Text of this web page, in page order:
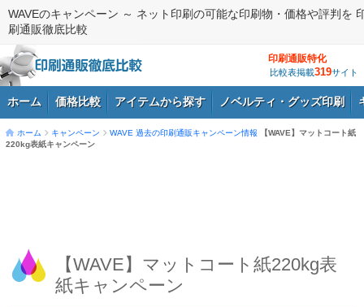
WAVEのキャンペーン ～ ネット印刷の可能な印刷物・価格や評判を
刷通販徹底比較
印刷通販特化
比較表掲載319サイト
ホーム 価格比較 アイテムから探す ノベルティ・グッズ印刷
ホーム キャンペーン WAVE 過去の印刷通販キャンペーン情報
【WAVE】マットコート紙
220kg表紙キャンペーン
【WAVE】マットコート紙220kg表
紙キャンペーン